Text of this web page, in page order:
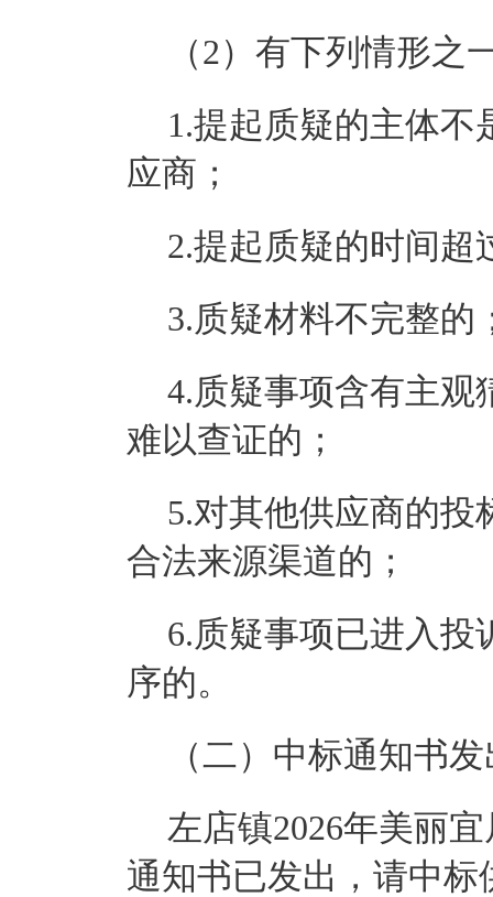
（2）有下列情形之
1.提起质疑的主体
应商；
2.提起质疑的时间超
3.质疑材料不完整的
4.质疑事项含有主观
难以查证的；
5.对其他供应商的投
合法来源渠道的；
6.质疑事项已进入投
序的。
（二）中标通知书
左店镇2026年美丽
通知书已发出，请中